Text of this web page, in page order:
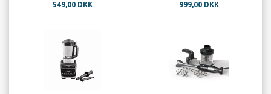
549,00 DKK 999,00 DKK